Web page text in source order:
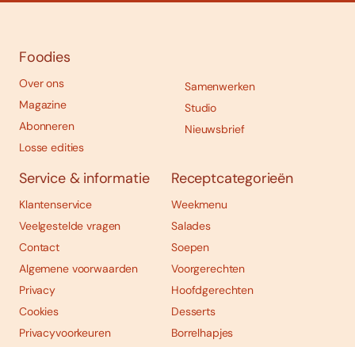
Foodies
Over ons
Magazine
Abonneren
Losse edities
Samenwerken
Studio
Nieuwsbrief
Service & informatie
Klantenservice
Veelgestelde vragen
Contact
Algemene voorwaarden
Privacy
Cookies
Privacyvoorkeuren
Receptcategorieën
Weekmenu
Salades
Soepen
Voorgerechten
Hoofdgerechten
Desserts
Borrelhapjes